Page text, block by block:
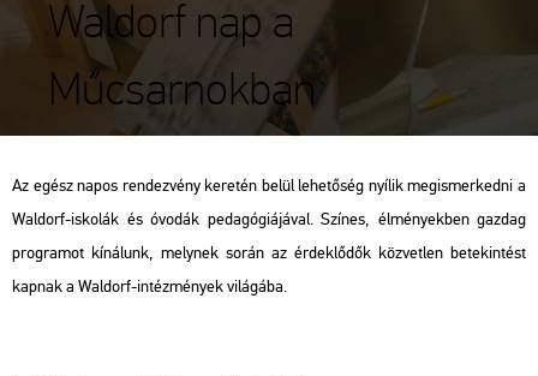
Waldorf nap a
Műcsarnokban
Az egész napos ren­dez­vény ke­re­tén belül le­he­tő­ség nyí­lik meg­is­mer­ked­ni a
Wal­dorf-is­ko­lák és óvo­dák pe­da­gó­gi­á­já­val. Szí­nes, él­mé­nyek­ben gaz­dag
prog­ra­mot kí­ná­lunk, mely­nek során az ér­dek­lő­dők köz­vet­len be­te­kin­tést
kap­nak a Wal­dorf-in­téz­mé­nyek vi­lá­gá­ba.